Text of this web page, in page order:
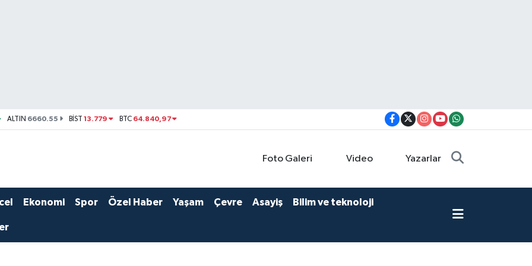
ALTIN 6660.55 BİST13.779 BTC 64.840,97
Foto Galeri Video Yazarlar
Ekonomi Spor Özel Haber Yaşam Çevre Asayiş Bilim ve teknoloji